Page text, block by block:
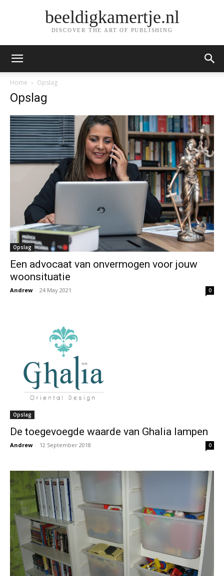
beeldigkamertje.nl
DISCOVER THE ART OF PUBLISHING
Home Opslag
Opslag
Opslag
Een advocaat van onvermogen voor jouw
woonsituatie
Andrew - 24 May 2021 0
Opslag
De toegevoegde waarde van Ghalia lampen
Andrew - 12 September 2018 0